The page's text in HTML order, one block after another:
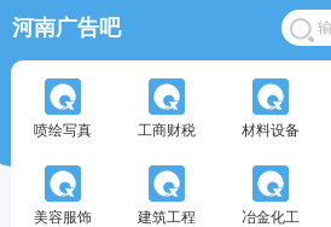
河南广告吧
喷绘写真 工商财税 材料设备
美容服饰 建筑工程 冶金化工